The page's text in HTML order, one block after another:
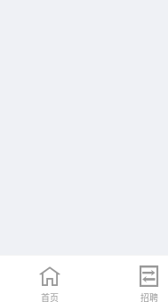
首页 招聘